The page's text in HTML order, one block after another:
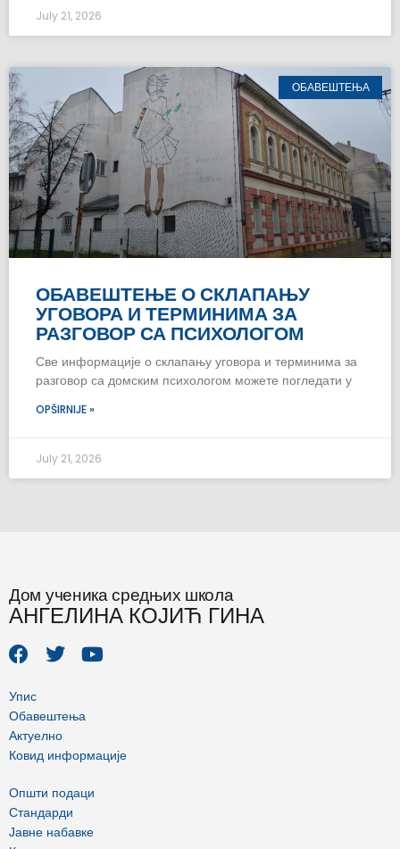
July 21, 2026
ОБАВЕШТЕЊА
ОБАВЕШТЕЊЕ О СКЛАПАЊУ
УГОВОРА И ТЕРМИНИМА ЗА
РАЗГОВОР СА ПСИХОЛОГОМ
Све информације о склапању уговора и терминима за
разговор са домским психологом можете погледати у
OPŠIRNIJE »
July 21, 2026
Дом ученика средњих школа
АНГЕЛИНА КОЈИЋ ГИНА
a
e
b
o
o
w
t
e
r
o
e
Упис
Обавештења
Актуелно
Ковид информације
Општи подаци
Стандарди
Јавне набавке